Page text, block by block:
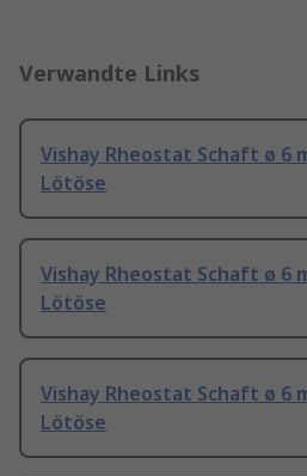
Verwandte Links
Vishay Rheostat Schaft ø 6
Lötöse
Vishay Rheostat Schaft ø 6
Lötöse
Vishay Rheostat Schaft ø 6
Lötöse